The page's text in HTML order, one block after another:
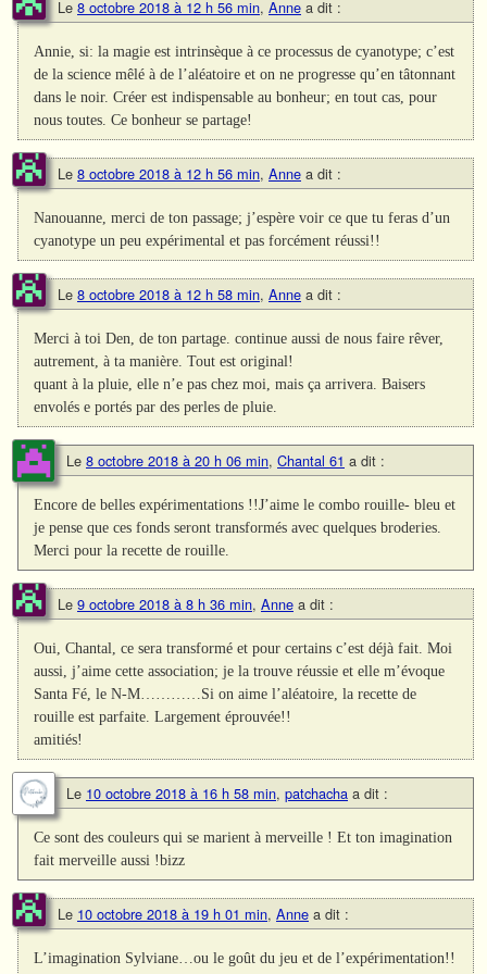
Le 8 octobre 2018 à 12 h 56 min, Anne a dit :
Annie, si: la magie est intrinsèque à ce processus de cyanotype; c’est
de la science mêlé à de l’aléatoire et on ne progresse qu’en tâtonnant
dans le noir. Créer est indispensable au bonheur; en tout cas, pour
nous toutes. Ce bonheur se partage!
Le 8 octobre 2018 à 12 h 56 min, Anne a dit :
Nanouanne, merci de ton passage; j’espère voir ce que tu feras d’un
cyanotype un peu expérimental et pas forcément réussi!!
Le 8 octobre 2018 à 12 h 58 min, Anne a dit :
Merci à toi Den, de ton partage. continue aussi de nous faire rêver,
autrement, à ta manière. Tout est original!
quant à la pluie, elle n’e pas chez moi, mais ça arrivera. Baisers
envolés e portés par des perles de pluie.
Le 8 octobre 2018 à 20 h 06 min, Chantal 61 a dit :
Encore de belles expérimentations !!J’aime le combo rouille- bleu et
je pense que ces fonds seront transformés avec quelques broderies.
Merci pour la recette de rouille.
Le 9 octobre 2018 à 8 h 36 min, Anne a dit :
Oui, Chantal, ce sera transformé et pour certains c’est déjà fait. Moi
aussi, j’aime cette association; je la trouve réussie et elle m’évoque
Santa Fé, le N-M…………Si on aime l’aléatoire, la recette de
rouille est parfaite. Largement éprouvée!!
amitiés!
Le 10 octobre 2018 à 16 h 58 min, patchacha a dit :
Ce sont des couleurs qui se marient à merveille ! Et ton imagination
fait merveille aussi !bizz
Le 10 octobre 2018 à 19 h 01 min, Anne a dit :
L’imagination Sylviane…ou le goût du jeu et de l’expérimentation!!